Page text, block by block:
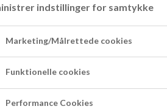
fragilite
med nougat og
indstillinger for samtykke
Marketing/Målrettede cookies
Funktionelle cookies
Performance Cookies